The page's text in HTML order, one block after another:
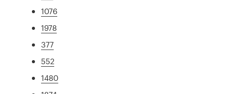
1076
1978
377
552
1480